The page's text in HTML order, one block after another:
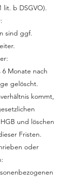
lit. b DSGVO).
sind ggf.
Monate nach
gelöscht.
kommt,
und löschen
Fristen.
oder